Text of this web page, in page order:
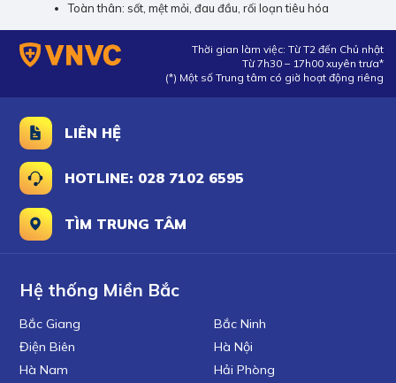
Toàn thân: sốt, mệt mỏi, đau đầu, rối loạn tiêu hóa
Thời gian làm việc: Từ T2 đến Chủ nhật
Từ 7h30 – 17h00 xuyên trưa*
(*) Một số Trung tâm có giờ hoạt động riêng
LIÊN HỆ
HOTLINE: 028 7102 6595
TÌM TRUNG TÂM
Hệ thống Miền Bắc
Bắc Giang
Điện Biên
Hà Nam
Bắc Ninh
Hà Nội
Hải Phòng